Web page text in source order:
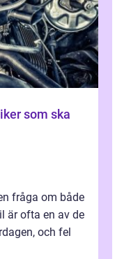
som ska
fråga om både
är ofta en av de
och fel